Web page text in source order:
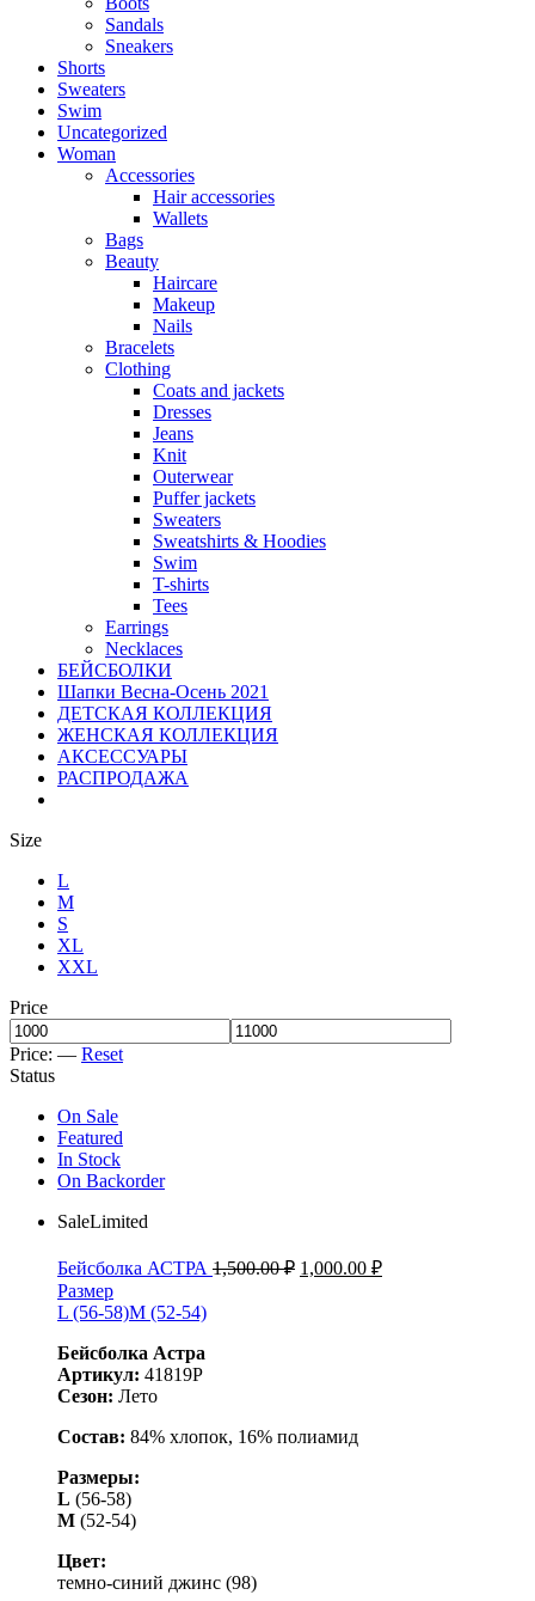
Sandals
Sneakers
Shorts
Sweaters
Swim
Uncategorized
Woman
Accessories
Hair accessories
Wallets
Bags
Beauty
Haircare
Makeup
Nails
Bracelets
Clothing
Coats and jackets
Dresses
Jeans
Knit
Outerwear
Puffer jackets
Sweaters
Sweatshirts & Hoodies
Swim
T-shirts
Tees
Earrings
Necklaces
БЕЙСБОЛКИ
Шапки Весна-Осень 2021
ДЕТСКАЯ КОЛЛЕКЦИЯ
ЖЕНСКАЯ КОЛЛЕКЦИЯ
АКСЕССУАРЫ
РАСПРОДАЖА
Size
L
M
S
XL
XXL
Price
Price: — Reset
Status
On Sale
Featured
In Stock
On Backorder
SaleLimited
Бейсболка АСТРА 1,500.00₽ 1,000.00 ₽
Размер
L (56-58)M (52-54)
Бейсболка Астра
Артикул: 41819Р
Сезон: Лето
Состав: 84% хлопок, 16% полиамид
Размеры:
L (56-58)
М (52-54)
Цвет:
темно-синий джинс (98)